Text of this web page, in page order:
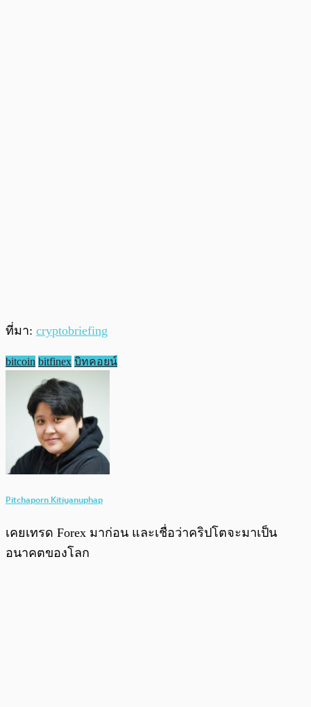
ที่มา: cryptobriefing
bitcoin bitfinex บิทคอยน์
Pitchaporn Kitiyanuphap
เคยเทรด Forex มาก่อน และเชื่อว่าคริปโตจะมาเป็น
อนาคตของโลก